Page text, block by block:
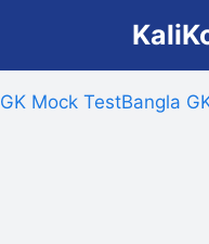
content
GK Mock TestBangla